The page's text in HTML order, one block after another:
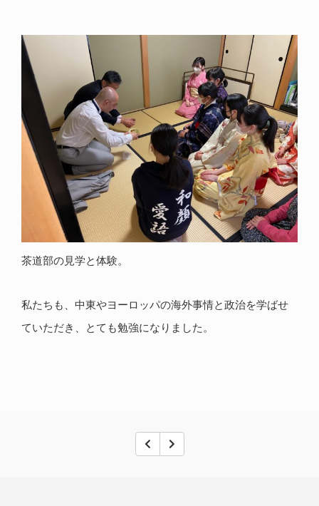
茶道部の見学と体験。
私たちも、中東やヨーロッパの海外事情と政治を学ばせ
ていただき、とても勉強になりました。